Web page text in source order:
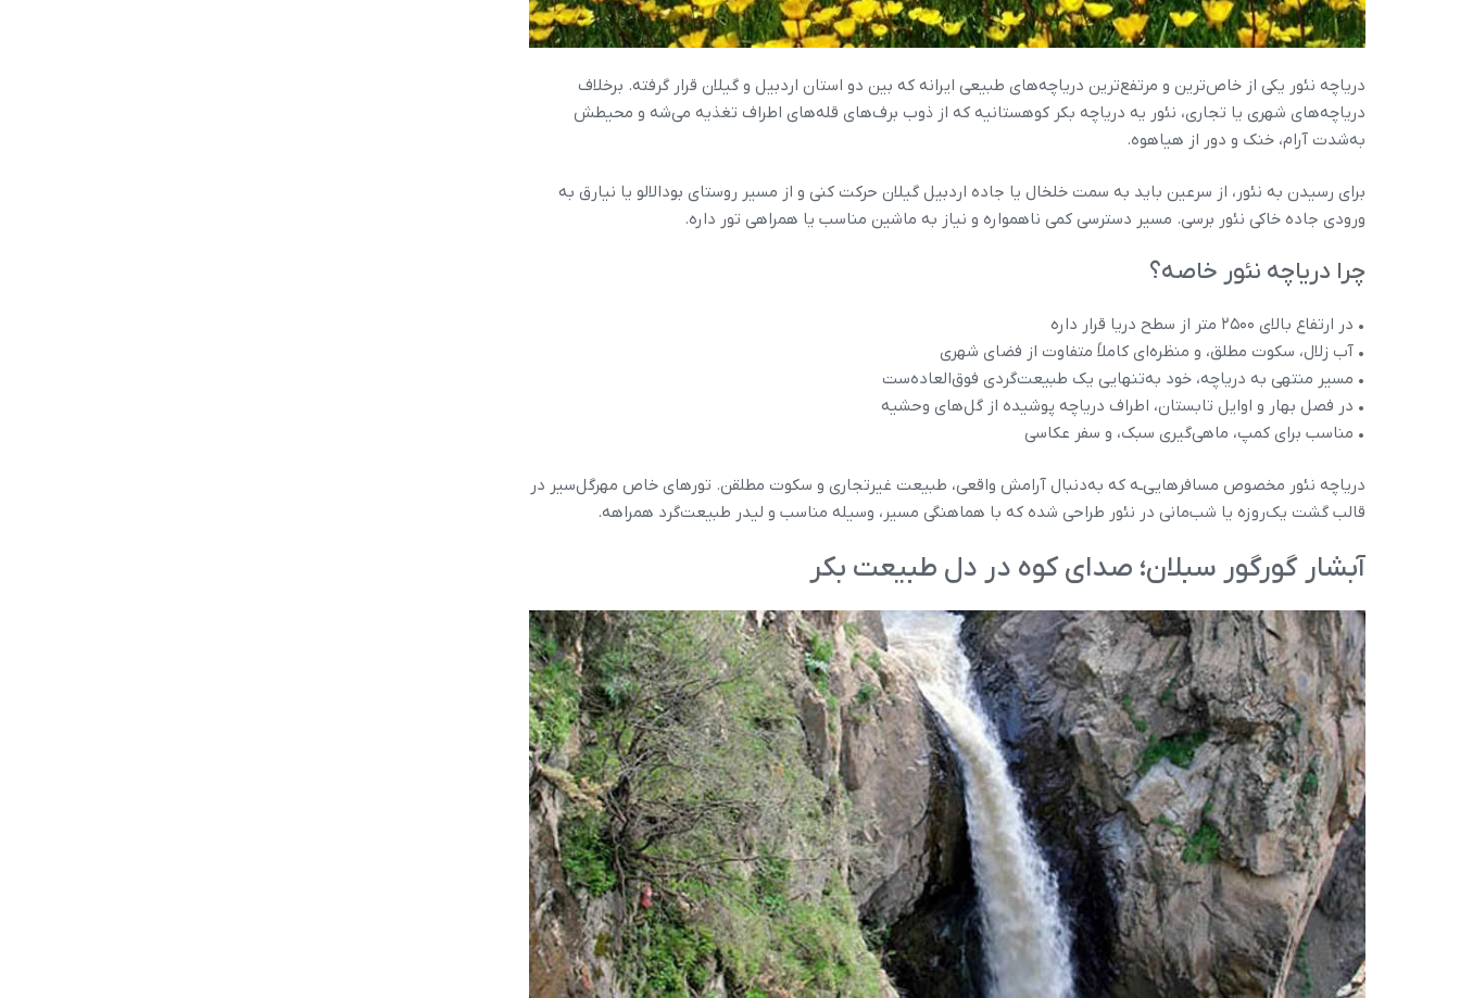
دریاچه نئور یکی از خاص‌ترین و مرتفع‌ترین دریاچه‌های طبیعی ایرانه که بین دو استان اردبیل و گیلان قرار گرفته. برخلاف
دریاچه‌های شهری یا تجاری، نئور یه دریاچه بکر کوهستانیه که از ذوب برف‌های قله‌های اطراف تغذیه می‌شه و محیطش
به‌شدت آرام، خنک و دور از هیاهوه.
برای رسیدن به نئور، از سرعین باید به سمت خلخال یا جاده اردبیل گیلان حرکت کنی و از مسیر روستای بودالالو یا نیارق به
ورودی جاده خاکی نئور برسی. مسیر دسترسی کمی ناهمواره و نیاز به ماشین مناسب یا همراهی تور داره.
چرا دریاچه نئور خاصه؟
• در ارتفاع بالای ۲۵۰۰ متر از سطح دریا قرار داره
• آب زلال، سکوت مطلق، و منظره‌ای کاملاً متفاوت از فضای شهری
• مسیر منتهی به دریاچه، خود به‌تنهایی یک طبیعت‌گردی فوق‌العاده‌ست
• در فصل بهار و اوایل تابستان، اطراف دریاچه پوشیده از گل‌های وحشیه
• مناسب برای کمپ، ماهی‌گیری سبک، و سفر عکاسی
دریاچه نئور مخصوص مسافرهایی‌ـه که به‌دنبال آرامش واقعی، طبیعت غیرتجاری و سکوت مطلقن. تورهای خاص مهرگل‌سیر در
قالب گشت یک‌روزه یا شب‌مانی در نئور طراحی شده که با هماهنگی مسیر، وسیله مناسب و لیدر طبیعت‌گرد همراهه.
آبشار گورگور سبلان؛ صدای کوه در دل طبیعت بکر